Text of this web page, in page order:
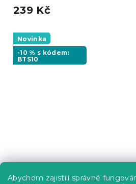
Abychom zajistili správné
239 Kč
Novinka
-10 % s kódem:
BTS10